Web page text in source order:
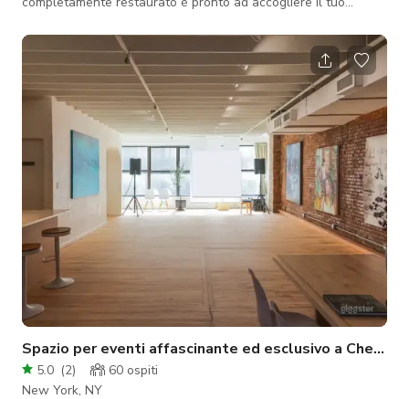
complessiva degli eventi dal vivo in tutto il locale mantenendo
il fascino del XIX secolo. Irving Plaza dispone di un elegante
VIP Lounge con bar privato, palchi al livello del balcone con
vista libera sul palco per i migliori posti, una spaziosa Music
Spazio per eventi affascinante ed esclusivo a
5.0 (2) 60 ospiti
New York, NY